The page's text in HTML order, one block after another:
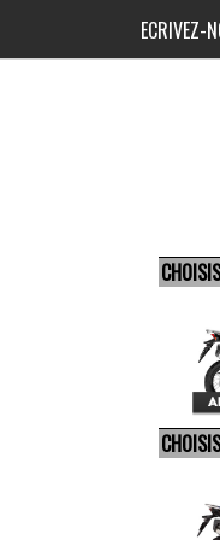
ECRIVEZ-